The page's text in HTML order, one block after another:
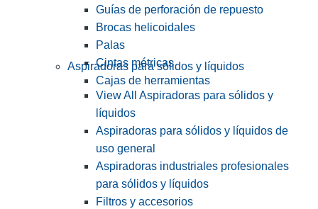
Guías de perforación de repuesto
Brocas helicoidales
Palas
Cintas métricas
Cajas de herramientas
Aspiradoras para sólidos y líquidos
View All Aspiradoras para sólidos y
líquidos
Aspiradoras para sólidos y líquidos de
uso general
Aspiradoras industriales profesionales
para sólidos y líquidos
Filtros y accesorios